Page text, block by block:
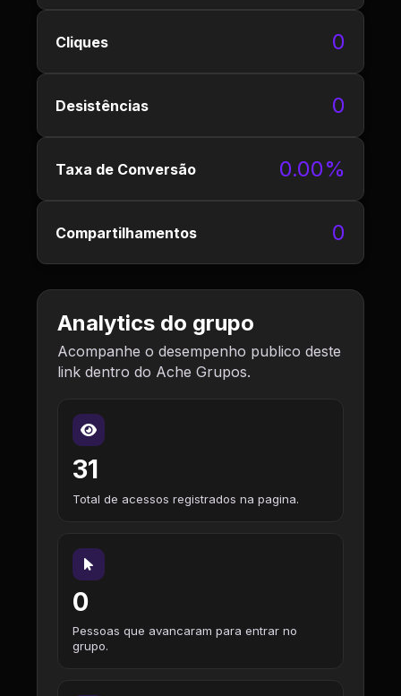
Cliques 0
Desistências 0
Taxa de Conversão 0.00%
Compartilhamentos 0
Analytics do grupo
Acompanhe o desempenho publico deste
link dentro do Ache Grupos.
31
Total de acessos registrados na pagina.
0
Pessoas que avancaram para entrar no
grupo.